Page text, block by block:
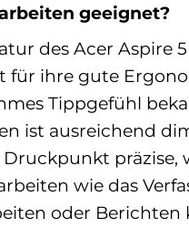
geeignet?
des Acer Aspire
für ihre gute
Tippgefühl
ist ausreichend
präzise,
wie das
oder Berichten